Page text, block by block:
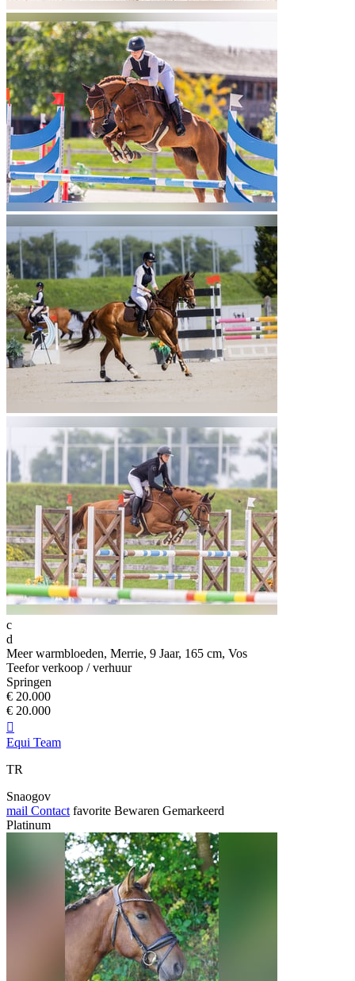
c
d
Meer warmbloeden, Merrie, 9 Jaar, 165 cm, Vos
Teefor verkoop / verhuur
Springen
€ 20.000
€ 20.000

Equi Team
TR
Snaogov
mail Contact favorite Bewaren Gemarkeerd
Platinum